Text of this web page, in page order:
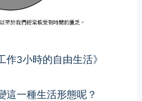
3小時的自由生活》
這一種生活形態呢？